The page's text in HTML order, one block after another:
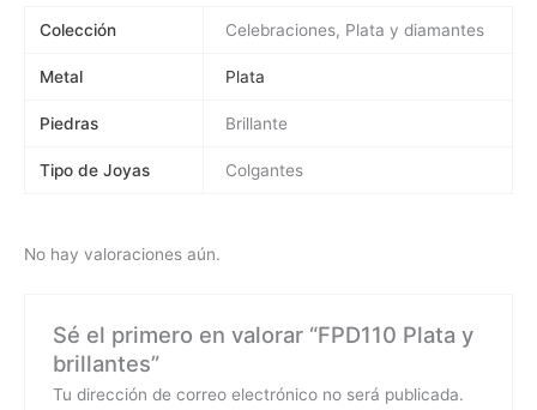
Colección Celebraciones, Plata y diamantes
Metal Plata
Piedras Brillante
Tipo de Joyas Colgantes
No hay valoraciones aún.
Sé el primero en valorar “FPD110 Plata y
brillantes”
Tu dirección de correo electrónico no será publicada.